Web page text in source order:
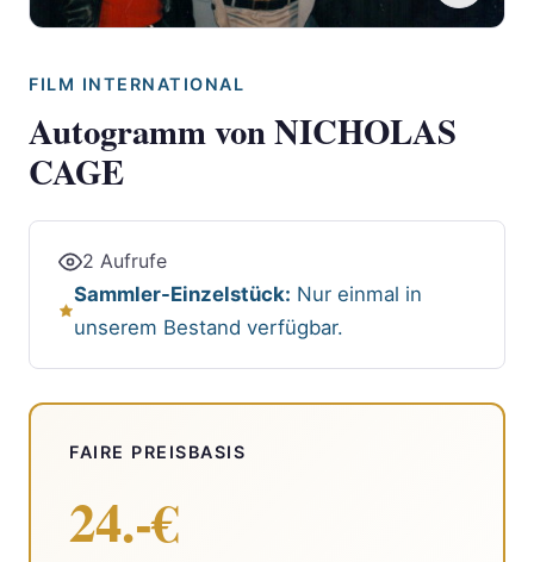
FILM INTERNATIONAL
Autogramm von NICHOLAS
CAGE
2 Aufrufe
Sammler-Einzelstück: Nur einmal in
unserem Bestand verfügbar.
FAIRE PREISBASIS
24.-€